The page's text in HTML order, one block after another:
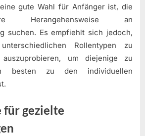
gute Wahl für Anfänger ist, die
Herangehensweise an
suchen. Es empfiehlt sich jedoch,
Rollentypen zu
um diejenige zu
besten zu den individuellen
für gezielte